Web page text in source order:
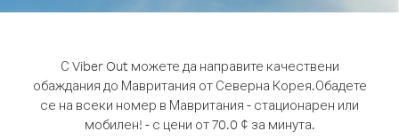
С Viber Out можете да направите качествени
обаждания до Мавритания от Северна Корея.Обадете
се на всеки номер в Мавритания - стационарен или
мобилен! - с цени от 70.0 ¢ за минута.